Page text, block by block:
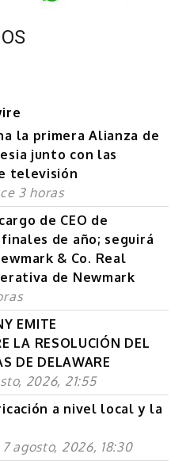
la primera Alianza de
junto con las
televisión
3 horas
de CEO de
de año; seguirá
& Co. Real
de Newmark
EMITE
LA RESOLUCIÓN DEL
DE DELAWARE
2026, 21:55
a nivel local y la
agosto, 2026, 18:30